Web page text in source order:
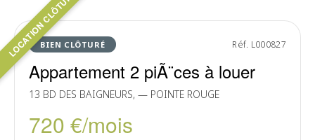
LOCATION CLÔTURÉE
BIEN CLÔTURÉ Réf. L000827
Appartement 2 piÃ¨ces à louer
13 BD DES BAIGNEURS, — POINTE ROUGE
720 €/mois
Pas de photo disponible
LOUÉ